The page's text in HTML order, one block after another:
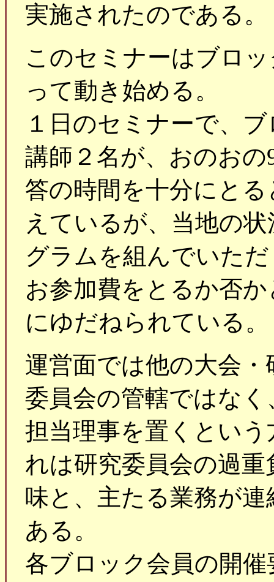
実施されたのである。
このセミナーはブロ
って動き始める。
１日のセミナーで、
講師２名が、おのお
答の時間を十分にと
えているが、当地の
グラムを組んでいた
お参加費をとるか否
にゆだねられている。
運営面では他の大会
委員会の管轄ではな
担当理事を置くとい
れは研究委員会の過
味と、主たる業務が
ある。
各ブロック会員の開